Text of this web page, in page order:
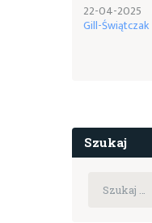
22-04-2025
Gill-Świątczak
Szukaj